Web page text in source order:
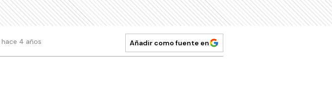
4 años Añadir como fuente en